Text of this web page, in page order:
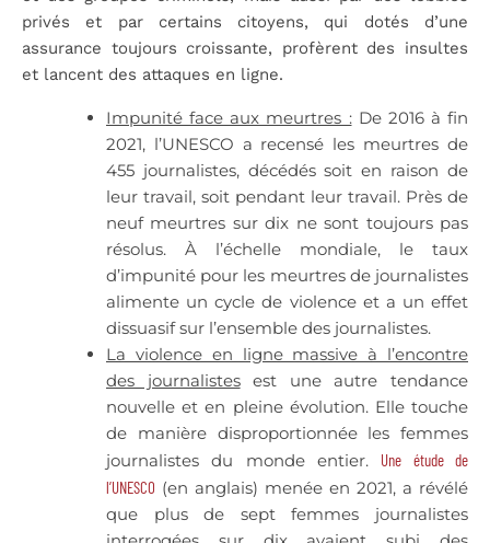
privés et par certains citoyens, qui dotés d’une
assurance toujours croissante, profèrent des insultes
et lancent des attaques en ligne.
Impunité face aux meurtres :De 2016 à fin
2021, l’UNESCO a recensé les meurtres de
455 journalistes, décédés soit en raison de
leur travail, soit pendant leur travail. Près de
neuf meurtres sur dix ne sont toujours pas
résolus. À l’échelle mondiale, le taux
d’impunité pour les meurtres de journalistes
alimente un cycle de violence et a un effet
dissuasif sur l’ensemble des journalistes.
La violence en ligne massive à l’encontre
des journalistesest une autre tendance
nouvelle et en pleine évolution. Elle touche
de manière disproportionnée les femmes
journalistes du monde entier. Une étude de
l’UNESCO (en anglais) menée en 2021, a révélé
que plus de sept femmes journalistes